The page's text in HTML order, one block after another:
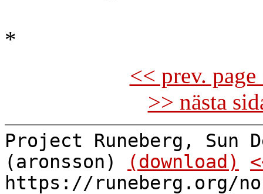
*
<< prev.
>> nästa
Project Runeberg, Sun
(aronsson)
(download)
https://runeberg.org/